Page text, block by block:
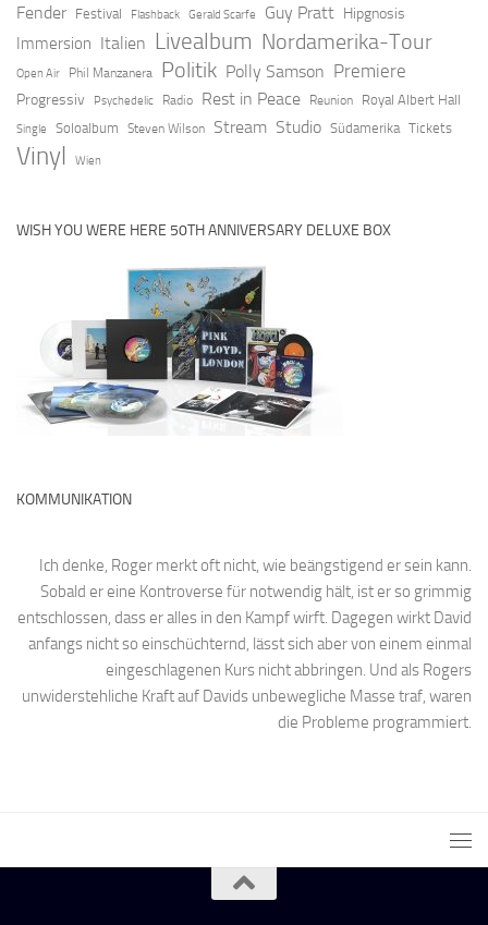
Fender Festival Flashback Gerald Scarfe Guy Pratt Hipgnosis
Immersion Italien Livealbum Nordamerika-Tour
Open Air Phil Manzanera Politik Polly Samson Premiere
Progressiv Psychedelic Radio Rest in Peace Reunion Royal Albert Hall
Single Soloalbum Steven Wilson Stream Studio Südamerika Tickets
Vinyl Wien
WISH YOU WERE HERE 50TH ANNIVERSARY DELUXE BOX
KOMMUNIKATION
Ich denke, Roger merkt oft nicht, wie beängstigend er sein kann.
Sobald er eine Kontroverse für notwendig hält, ist er so grimmig
entschlossen, dass er alles in den Kampf wirft. Dagegen wirkt David
anfangs nicht so einschüchternd, lässt sich aber von einem einmal
eingeschlagenen Kurs nicht abbringen. Und als Rogers
unwiderstehliche Kraft auf Davids unbewegliche Masse traf, waren
die Probleme programmiert.